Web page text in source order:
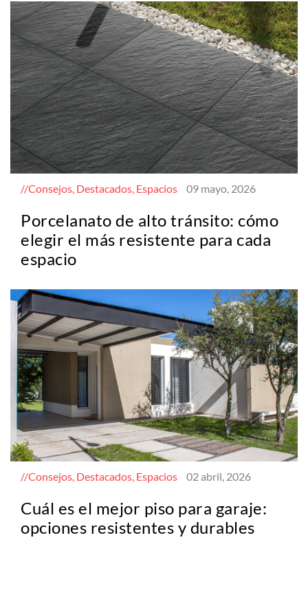
Consejos, Destacados, Espacios 09 mayo, 2026
Porcelanato de alto tránsito: cómo
elegir el más resistente para cada
espacio
Consejos, Destacados, Espacios 02 abril, 2026
Cuál es el mejor piso para garaje:
opciones resistentes y durables